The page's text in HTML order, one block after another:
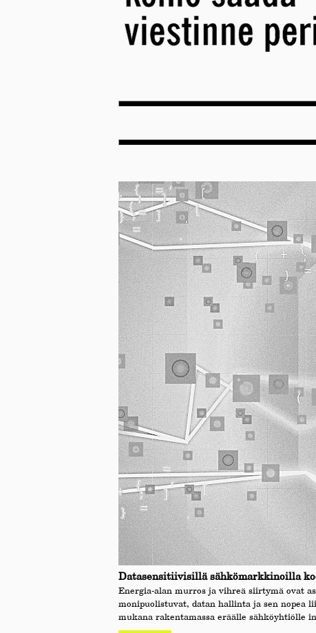
Datasensitiivisillä sähkömarkkinoilla
Energia-alan murros ja vihreä siirtymä ovat
monipuolistuvat, datan hallinta ja sen nopea
mukana rakentamassa eräälle sähköyhtiölle